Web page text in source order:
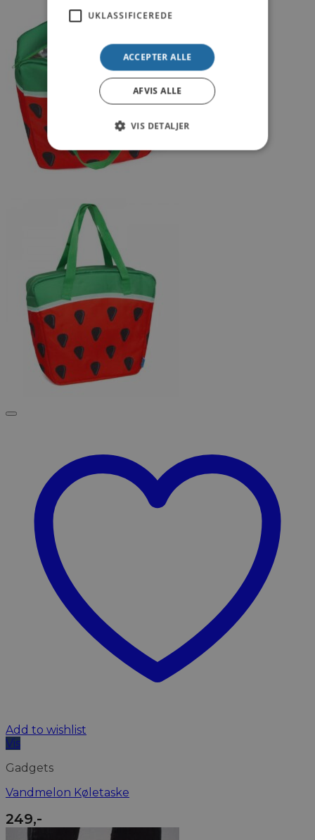
Add to wishlist
Vis
Gadgets
Vandmelon Køletaske
249,-
UKLASSIFICEREDE
ACCEPTER ALLE
AFVIS ALLE
VIS DETALJER